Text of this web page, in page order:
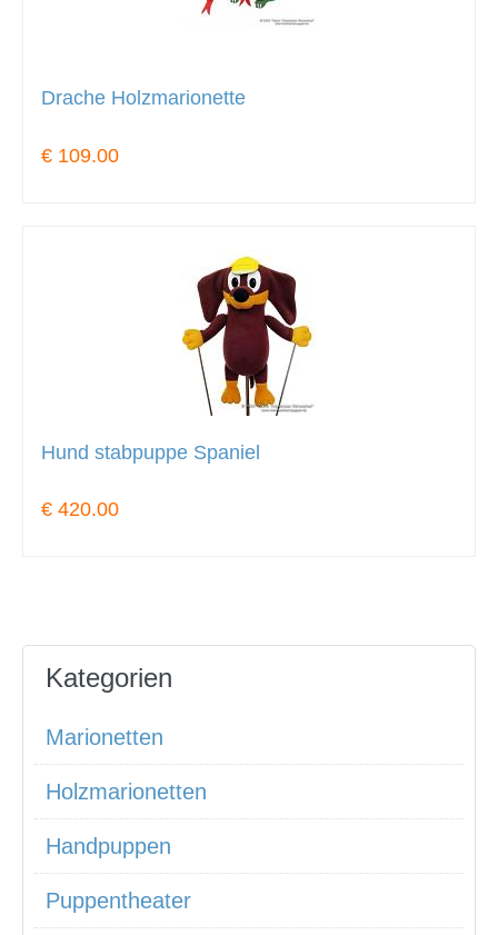
Drache Holzmarionette
€ 109.00
Hund stabpuppe Spaniel
€ 420.00
Kategorien
Marionetten
Holzmarionetten
Handpuppen
Puppentheater